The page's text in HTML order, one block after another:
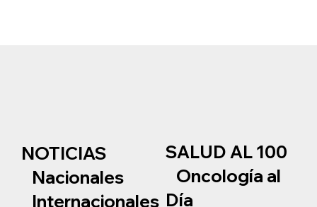
NOTICIAS
Nacionales
Internacionales
SALUD AL 100
Oncología al
Día